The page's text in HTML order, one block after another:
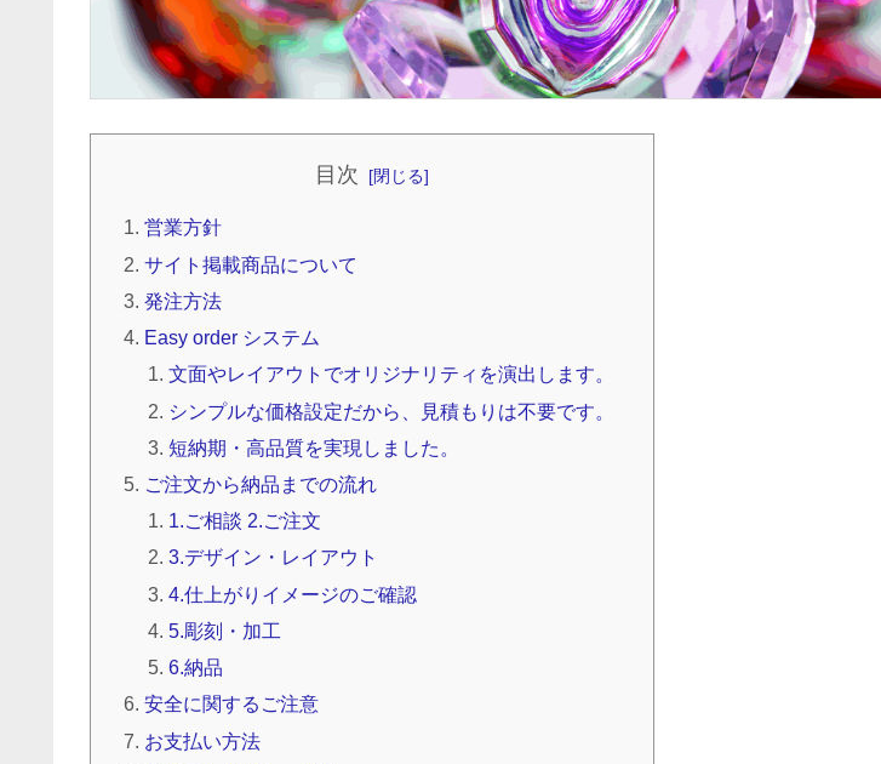
目次
営業方針
サイト掲載商品について
発注方法
Easy order システム
文面やレイアウトでオリジナリティを演出します。
シンプルな価格設定だから、見積もりは不要です。
短納期・高品質を実現しました。
ご注文から納品までの流れ
1.ご相談 2.ご注文
3.デザイン・レイアウト
4.仕上がりイメージのご確認
5.彫刻・加工
6.納品
安全に関するご注意
お支払い方法